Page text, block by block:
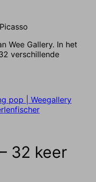
Wee Gallery. In het
verschillende
32 keer